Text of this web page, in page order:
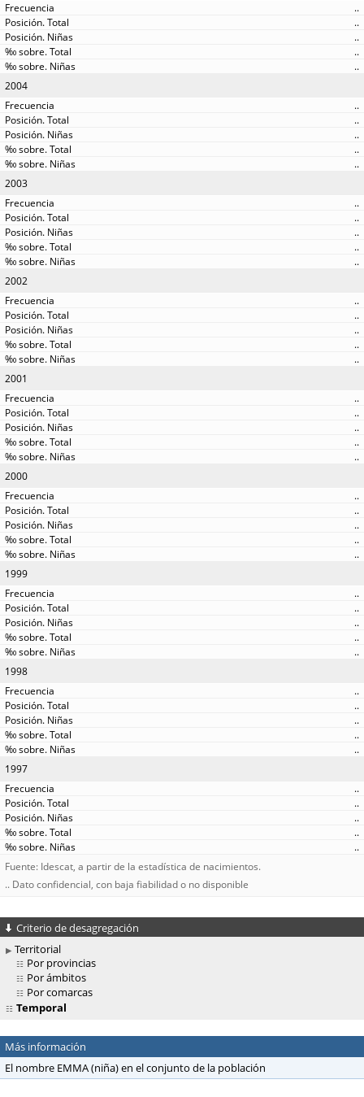
..
..
..
..
..
2004
..
..
..
..
..
2003
..
..
..
..
..
2002
..
..
..
..
..
2001
..
..
..
..
..
2000
..
..
..
..
..
1999
..
..
..
..
..
1998
..
..
..
..
..
1997
..
..
..
..
..
Fuente: Idescat, a partir de la estadística de nacimientos.
.. Dato confidencial, con baja fiabilidad o no disponible
Criterio de desagregación
Territorial
Por provincias
Por ámbitos
Por comarcas
Temporal
Más información
El nombre EMMA (niña) en el conjunto de la población